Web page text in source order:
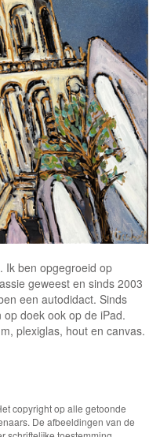
Ik ben opgegroeid op
geweest en sinds 2003
een autodidact. Sinds
doek ook op de iPad.
plexiglas, hout en canvas.
copyright op alle getoonde
De afbeeldingen van de